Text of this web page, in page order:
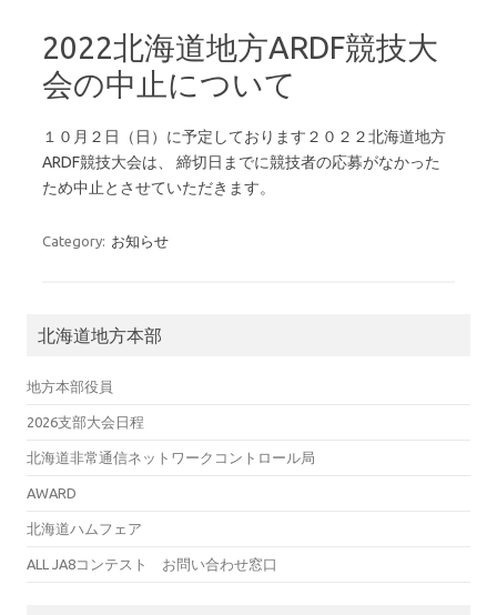
2022北海道地方ARDF競技大
会の中止について
１０月２日（日）に予定しております２０２２北海道地方
ARDF競技大会は、 締切日までに競技者の応募がなかった
ため中止とさせていただきます。
Category: お知らせ
北海道地方本部
地方本部役員
2026支部大会日程
北海道非常通信ネットワークコントロール局
AWARD
北海道ハムフェア
ALL JA8コンテスト お問い合わせ窓口